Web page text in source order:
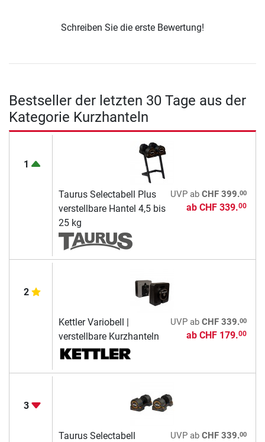
Schreiben Sie die erste Bewertung!
Bestseller der letzten 30 Tage aus der
Kategorie Kurzhanteln
1
Taurus Selectabell Plus
verstellbare Hantel 4,5 bis
25 kg
UVPab CHF 399.00
ab CHF 339.00
2
Kettler Variobell |
verstellbare Kurzhanteln
UVPab CHF 339.00
ab CHF 179.00
3
Taurus Selectabell
UVPab CHF 339.00